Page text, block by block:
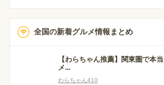
全国の新着グルメ情報まとめ
【わらちゃん推薦】関東圏で本
メ...
わらちゃん410